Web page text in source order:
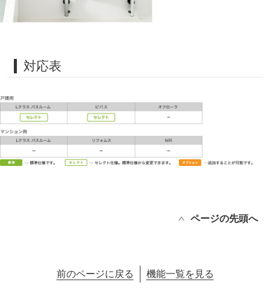
対応表
ページの先頭へ
前のページに戻る 機能一覧を見る